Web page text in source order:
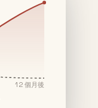
12 個月後